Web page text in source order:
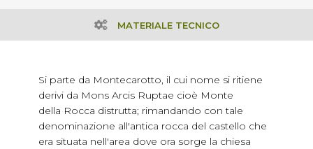
MATERIALE TECNICO
Si parte da Montecarotto, il cui nome si ritiene
derivi da Mons Arcis Ruptae cioè Monte
della Rocca distrutta; rimandando con tale
denominazione all'antica rocca del castello che
era situata nell'area dove ora sorge la chiesa